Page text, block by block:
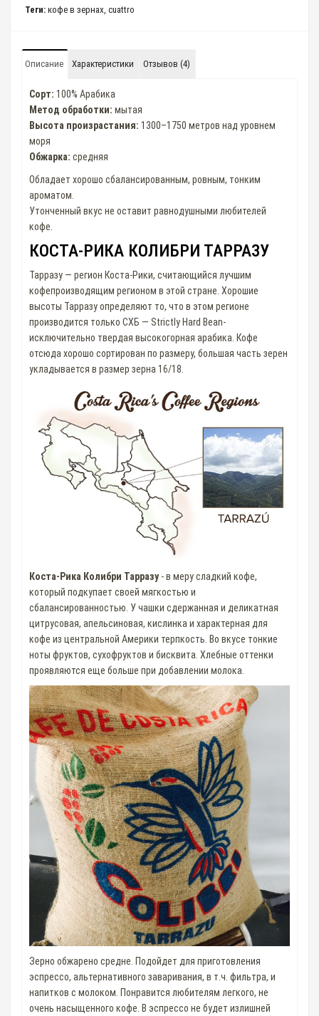
Теги: кофе в зернах, cuattro
Описание Характеристики Отзывов (4)
Сорт: 100% Арабика
Метод обработки: мытая
Высота произрастания: 1300–1750 метров над уровнем
моря
Обжарка: средняя
Обладает хорошо сбалансированным, ровным, тонким
ароматом.
Утонченный вкус не оставит равнодушными любителей
кофе.
КОСТА-РИКА КОЛИБРИ ТАРРАЗУ
Тарразу — регион Коста-Рики, считающийся лучшим
кофепроизводящим регионом в этой стране. Хорошие
высоты Тарразу определяют то, что в этом регионе
производится только СХБ — Strictly Hard Bean-
исключительно твердая высокогорная арабика. Кофе
отсюда хорошо сортирован по размеру, большая часть зерен
укладывается в размер зерна 16/18.
Коста-Рика Колибри Тарразу- в меру сладкий кофе,
который подкупает своей мягкостью и
сбалансированностью. У чашки сдержанная и деликатная
цитрусовая, апельсиновая, кислинка и характерная для
кофе из центральной Америки терпкость. Во вкусе тонкие
ноты фруктов, сухофруктов и бисквита. Хлебные оттенки
проявляются еще больше при добавлении молока.
Зерно обжарено средне. Подойдет для приготовления
эспрессо, альтернативного заваривания, в т.ч. фильтра, и
напитков с молоком. Понравится любителям легкого, не
очень насыщенного кофе. В эспрессо не будет излишней